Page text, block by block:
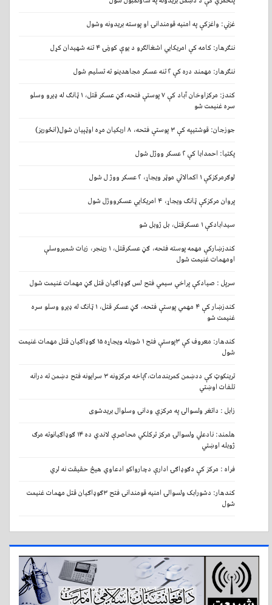
غزني: واغزکې په امنیه قومندانۍ او پوسته بریدونه وشول
ننګرهار: کامه کې امریکایي اشغالګرو د یوې کورنۍ ۴ تنه شهیدان کړل
ننګرهار: مهمند دره کې ۲ تنه عسکر مجاهدینو ته تسلیم شول
کندز: مرکزاوخان آباد کې ۷ پوستې فتحه،ګڼ عسکر قتل، ۱ ټانګ له ډیرو وسلو
سره غنیمت شو
جوزجان: قوشتیپه کې ۳ پوستې فتحه، ۸ اربکیان مړه اوټپیان شول(انځوریز)
پکتیا: احمدابا کې ۲ عسکر ووژل شول
لوګرمرکزکې ۱ اکمالاتي موټر ویجاړ، ۲ عسکر ووژ ل شول
پروان مرکزکې ټانګ ویجاړ، ۴ امریکايي عسکرووژل شول
سیدابادکې ۱ عسکرقتل، بل ژوبل شو
کندزښارکې مهمه پوسته فتحه، ګڼ عسکرقتل، ۱ رینجر، زیات شمیروسلې
اومهمات غنیمت شول
سرپل : صیادکې پراخي سیمي فتح لس ګوډاګيان قتل ګڼ مهمات غنیمت شول
کندزښار کې ۴ مهمي پوستې فتحه، ګڼ عسکر قتل، ۱ ټانګ له ډیرو وسلو سره
غنیمت شو
کندهار: معروف کې ۳پوستې فتح ۱ شوبله ویجاړه ۱۵ ګوډاګیان قتل مهمات غنیمت
شول
ترینکوټ کې ددښمن کمربندمات،۲پاخه مرکزونه ۳ سرایونه فتح دښمن ته درانه
تلفات اوښتي
زابل : داتغر ولسوالۍ په مرکزي ودانۍ وسلوال بریدشوی
هلمند: نادعلي ولسوالۍ مرکز ترکلکي محاصرې لاندي ده ۱۴ ګوډاګیانوته مرګ
ژوبله اوښتي
فراه : مرکز کې دګوډاګۍ ادارې دچارواکو ادعاوي هیڅ حقیقت نه لري
کندهار: دشورابک ولسوالۍ امنیه قومندانۍ فتح ۳ګوډاګیان قتل مهمات غنیمت
شول